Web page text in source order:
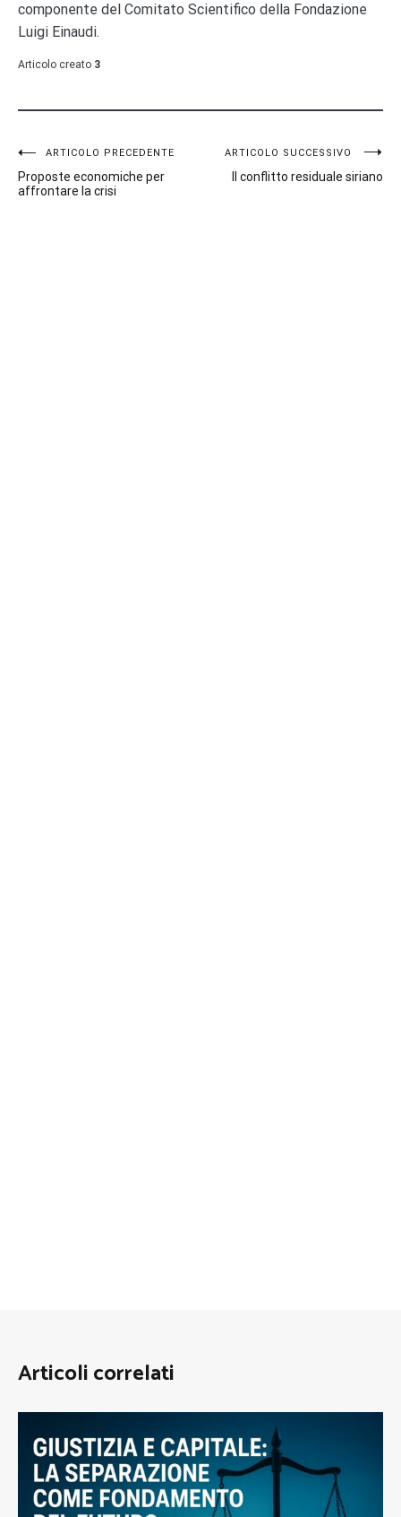
componente del Comitato Scientifico della Fondazione
Luigi Einaudi.
Articolo creato 3
Navigazione
articoli
ARTICOLO PRECEDENTE
Proposte economiche per
affrontare la crisi
ARTICOLO SUCCESSIVO
Il conflitto residuale siriano
Articoli correlati